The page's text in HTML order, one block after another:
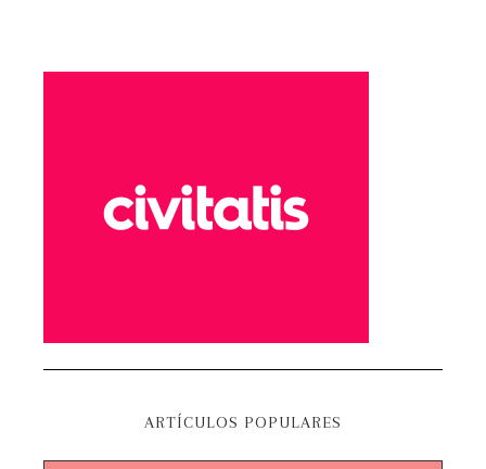
ARTÍCULOS POPULARES